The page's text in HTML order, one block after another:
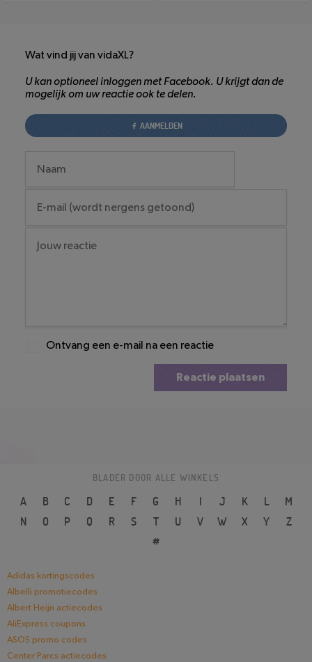
Wat vind jij van vidaXL?
U kan optioneel inloggen met Facebook. U krijgt dan de
mogelijk om uw reactie ook te delen.
AANMELDEN
Ontvang een e-mail na een reactie
Reactie plaatsen
BLADER DOOR ALLE WINKELS
A B C D E F G H I J K L
M
N
O P Q R S T U V W X Y
Z
#
Adidas kortingscodes
Albelli promotiecodes
Albert Heijn actiecodes
AliExpress coupons
ASOS promo codes
Center Parcs actiecodes